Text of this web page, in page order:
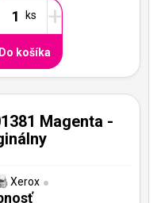
+
Do košíka
Magenta -
Xerox